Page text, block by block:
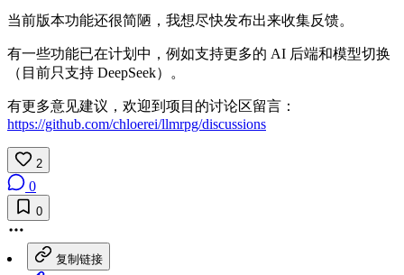
当前版本功能还很简陋，我想尽快发布出来收集反馈。
有一些功能已在计划中，例如支持更多的 AI 后端和模型切换
（目前只支持 DeepSeek）。
有更多意见建议，欢迎到项目的讨论区留言：
https://github.com/chloerei/llmrpg/discussions
2
0
0
复制链接